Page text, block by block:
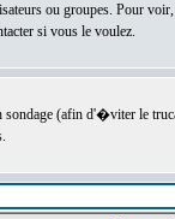
ou groupes. Pour
si vous le voulez.
sondage (afin d'�viter le